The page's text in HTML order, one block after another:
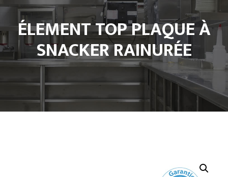
ÉLEMENT TOP PLAQUE À
SNACKER RAINURÉE